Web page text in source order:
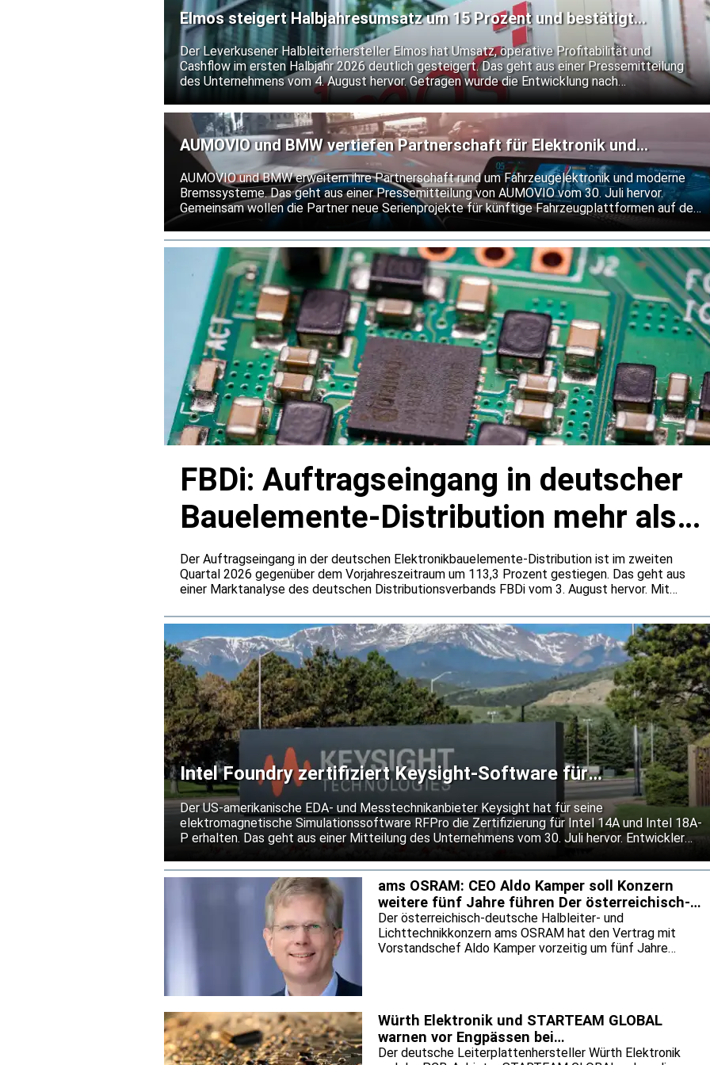
ermöglichen.
Elmos steigert Halbjahresumsatz um 15 Prozent und bestätigt
Prognose
Der Leverkusener Halbleiterhersteller Elmos hat Umsatz, operative Profitabilität und
Cashflow im ersten Halbjahr 2026 deutlich gesteigert. Das geht aus einer Pressemitteilung
des Unternehmens vom 4. August hervor. Getragen wurde die Entwicklung nach
Unternehmensangaben von einer anhaltend hohen Nachfrage nach Halbleiterlösungen von
Elmos. Für das Gesamtjahr hält Elmos an seiner bisherigen Prognose fest.
AUMOVIO und BMW vertiefen Partnerschaft für Elektronik und
Bremssysteme
AUMOVIO und BMW erweitern ihre Partnerschaft rund um Fahrzeugelektronik und moderne
Bremssysteme. Das geht aus einer Pressemitteilung von AUMOVIO vom 30. Juli hervor.
Gemeinsam wollen die Partner neue Serienprojekte für künftige Fahrzeugplattformen auf den
Weg bringen. Die Serienlieferungen des integrierten Bremssystems MK C2 setzen sie bis
Mitte der 2030er Jahre fort.
FBDi: Auftragseingang in deutscher
Bauelemente-Distribution mehr als
verdoppelt
Der Auftragseingang in der deutschen Elektronikbauelemente-Distribution ist im zweiten
Quartal 2026 gegenüber dem Vorjahreszeitraum um 113,3 Prozent gestiegen. Das geht aus
einer Marktanalyse des deutschen Distributionsverbands FBDi vom 3. August hervor. Mit
deutlich hinter der Bestelldynamik zurück. Der FBDi führt die außergewöhnlich hohen Bookings
vor allem auf steigende Preise und eine stärkere Bevorratung zurück.
Intel Foundry zertifiziert Keysight-Software für
Prozesstechnologien 14A und 18A-P
Der US-amerikanische EDA- und Messtechnikanbieter Keysight hat für seine
elektromagnetische Simulationssoftware RFPro die Zertifizierung für Intel 14A und Intel 18A-
P erhalten. Das geht aus einer Mitteilung des Unternehmens vom 30. Juli hervor. Entwickler
von Hochfrequenz- und Mixed-Signal-Chips sollen ihre Entwürfe damit bereits vor dem Tape-
out unter den Bedingungen der neuen Fertigungsprozesse prüfen können. Keysight will so das
Risiko kostspieliger Überarbeitungen senken und den Einsatz neuer Prozessknoten
ams OSRAM: CEO Aldo Kamper soll Konzern
weitere fünf Jahre führen Der österreichisch-
deutsche Halble
Der österreichisch-deutsche Halbleiter- und
Lichttechnikkonzern ams OSRAM hat den Vertrag mit
Vorstandschef Aldo Kamper vorzeitig um fünf Jahre
Sensorikgeschäfts will der Konzern im optischen
Kerngeschäft sowie mit Anwendungen für Augmented
Reality und Datenkommunikation wachsen.
Würth Elektronik und STARTEAM GLOBAL
warnen vor Engpässen bei
Leiterplattenmaterialien
Der deutsche Leiterplattenhersteller Würth Elektronik